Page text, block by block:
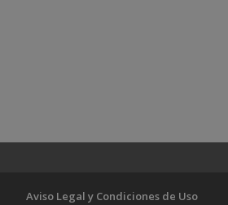
Aviso Legal y Condiciones de Uso